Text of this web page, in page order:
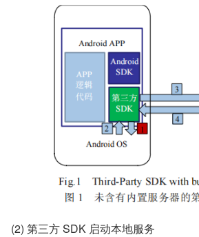
(2) 第三方 SDK 启动本地服务